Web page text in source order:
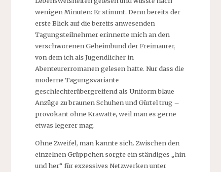
wenigen Minuten: Er stimmt. Denn bereits der
erste Blick auf die bereits anwesenden
Tagungsteilnehmer erinnerte mich an den
verschworenen Geheimbund der Freimaurer,
von dem ich als Jugendlicher in
Abenteurerromanen gelesen hatte. Nur dass die
moderne Tagungsvariante
geschlechterübergreifend als Uniform blaue
Anzüge zu braunen Schuhen und Gürtel trug –
provokant ohne Krawatte, weil man es gerne
etwas legerer mag.
Ohne Zweifel, man kannte sich. Zwischen den
einzelnen Grüppchen sorgte ein ständiges „hin
und her“ für exzessives Netzwerken unter